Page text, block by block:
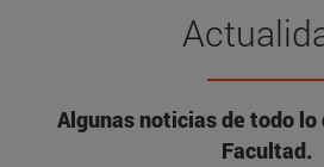
Algunas noticias de todo lo
Facultad.